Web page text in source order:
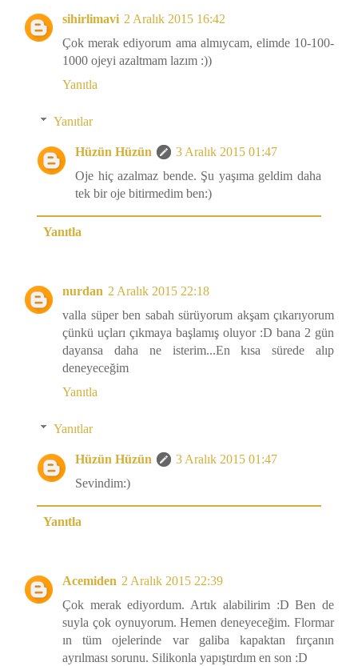
sihirlimavi 2 Aralık 2015 16:42
Çok merak ediyorum ama almıycam, elimde 10-100-
1000 ojeyi azaltmam lazım :))
Yanıtla
Yanıtlar
Hüzün Hüzün
3 Aralık 2015 01:47
Oje hiç azalmaz bende. Şu yaşıma geldim daha
tek bir oje bitirmedim ben:)
Yanıtla
nurdan 2 Aralık 2015 22:18
valla süper ben sabah sürüyorum akşam çıkarıyorum
çünkü uçları çıkmaya başlamış oluyor :D bana 2 gün
dayansa daha ne isterim...En kısa sürede alıp
deneyeceğim
Yanıtla
Yanıtlar
Hüzün Hüzün
3 Aralık 2015 01:47
Sevindim:)
Yanıtla
Acemiden 2 Aralık 2015 22:39
Çok merak ediyordum. Artık alabilirim :D Ben de
suyla çok oynuyorum. Hemen deneyeceğim. Flormar
ın tüm ojelerinde var galiba kapaktan fırçanın
ayrılması sorunu. Silikonla yapıştırdım en son :D